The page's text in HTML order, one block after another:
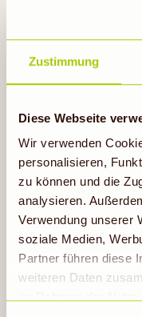
Zustimmung
Diese Webseite
Wir verwenden
personalisieren,
zu können und die
analysieren.
Verwendung unserer
soziale Medien,
Partner führen diese
weiteren Daten